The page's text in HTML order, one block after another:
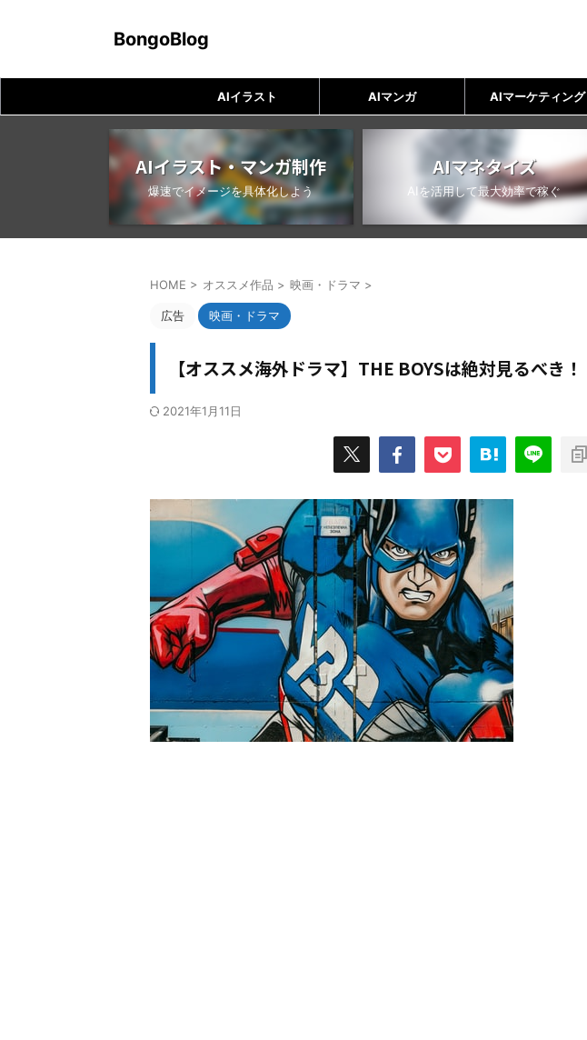
BongoBlog
AIイラスト AIマンガ AIマーケティング
AIイラスト・マンガ制作
爆速でイメージを具体化しよう
AIマネタイズ
AIを活用して最大効率で稼ぐ
HOME > オススメ作品 > 映画・ドラマ >
広告 映画・ドラマ
【オススメ海外ドラマ】THE BOYSは絶対見るべき！
2021年1月11日